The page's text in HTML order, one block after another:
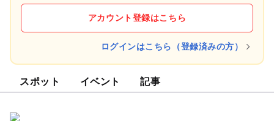
アカウント登録はこちら
ログインはこちら（登録済みの方）
スポット イベント 記事